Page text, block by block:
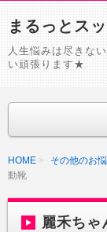
まるっとス
人生悩みは尽きな
い頑張ります★
HOME その他のお
動靴
麗禾ちゃ